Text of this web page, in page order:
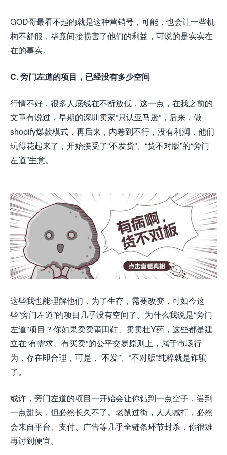
GOD哥最看不起的就是这种营销号，可能，也会让一些机
构不舒服，毕竟间接损害了他们的利益，可说的是实实在
在的事实。
C. 旁门左道的项目，已经没有多少空间
行情不好，很多人底线在不断放低，这一点，在我之前的
文章有说过，早期的深圳卖家“只认亚马逊”，后来， 做
shopify爆款模式，再后来，内卷到不行，没有利润，他们
玩得花起来了，开始接受了“不发货”、“货不对版”的“旁门
左道”生意。
这些我也能理解他们，为了生存，需要改变，可如今这
些“旁门左道”的项目几乎没有空间了。为什么我说是“旁门
左道”项目？你如果卖卖莆田鞋、卖卖壮Y药，这些都是建
立在“有需求、有买卖”的公平交易原则上，属于市场行
为，存在即合理，可是，“不发”、“不对版”纯粹就是诈骗
了。
或许，旁门左道的项目一开始会让你钻到一点空子，尝到
一点甜头，但必然长久不了。老鼠过街，人人喊打，必然
会来自平台、支付、广告等几乎全链条环节封杀，你很难
再讨到便宜。